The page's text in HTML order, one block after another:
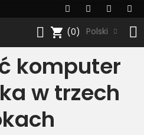
shopping_cart (0) Polski
komputer
w trzech